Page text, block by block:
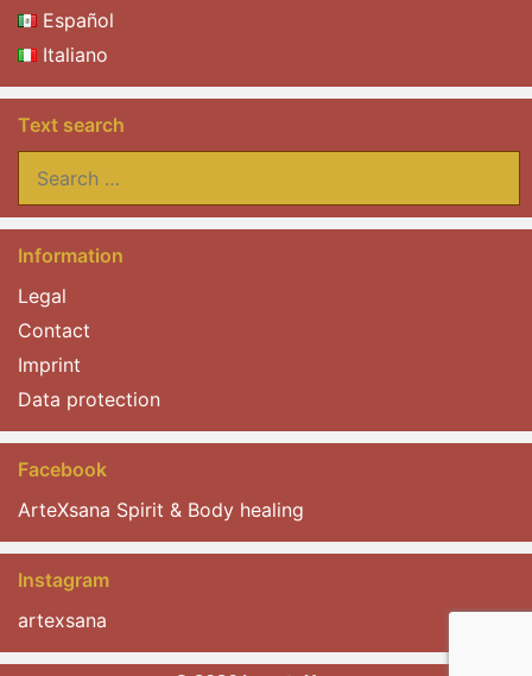
Español
Italiano
Text search
for:
Information
Legal
Contact
Imprint
Data protection
Facebook
ArteXsana Spirit & Body healing
Instagram
artexsana